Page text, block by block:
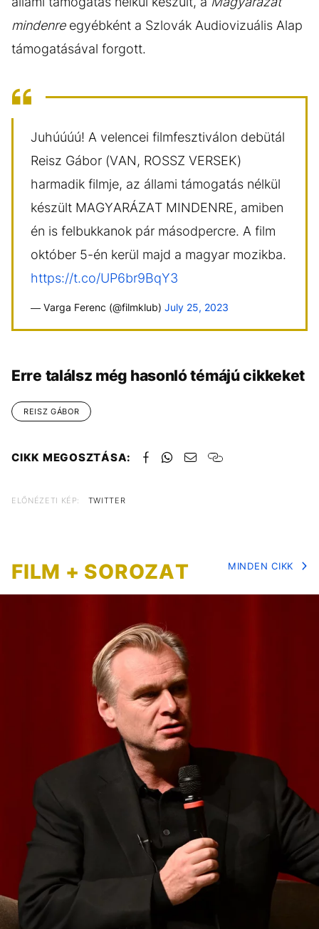
mindenreegyébként a Szlovák Audiovizuális Alap
támogatásával forgott.
Juhúúúú! A velencei filmfesztiválon debütál
Reisz Gábor (VAN, ROSSZ VERSEK)
harmadik filmje, az állami támogatás nélkül
készült MAGYARÁZAT MINDENRE, amiben
én is felbukkanok pár másodpercre. A film
október 5-én kerül majd a magyar mozikba.
https://t.co/UP6br9BqY3
— Varga Ferenc (@filmklub) July 25, 2023
Erre találsz még hasonló témájú cikkeket
REISZ GÁBOR
CIKK MEGOSZTÁSA:
ELŐNÉZETI KÉP: TWITTER
FILM + SOROZAT MINDEN CIKK